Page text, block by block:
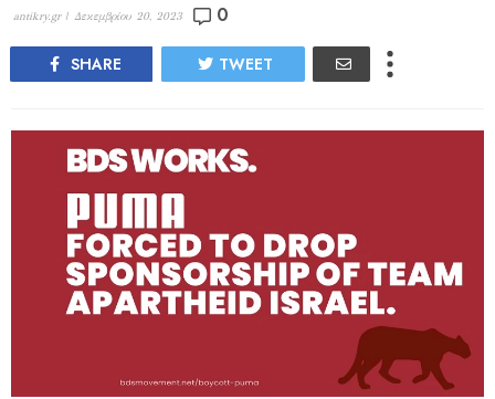
antikry.gr | Δεκεμβρίου 20, 2023 0
SHARE TWEET